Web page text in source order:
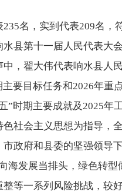
235名，实到代表209名，
水县第十一届人民代表大
中，翟大伟代表响水县人
主要目标任务和2026年重
”时期主要成就及2025年
社会主义思想为指导，
政府和县委的坚强领导
海发展当排头，绿色转
等一系列风险挑战，较